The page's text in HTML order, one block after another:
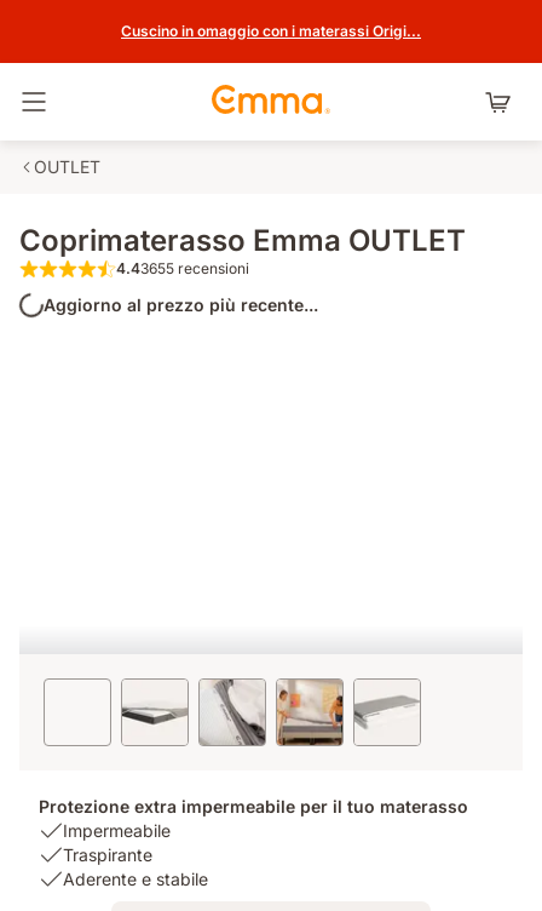
Cuscino in omaggio con i materassi Origi...
OUTLET
Coprimaterasso Emma OUTLET
4.4 su 5 stelle 3655 recensioni
4.43655 recensioni
Aggiorno al prezzo più recente...
Protezione extra impermeabile per il tuo materasso
USP
1:
Impermeabile
Impermeabile
USP
2:
Traspirante
USPAderente e stabile